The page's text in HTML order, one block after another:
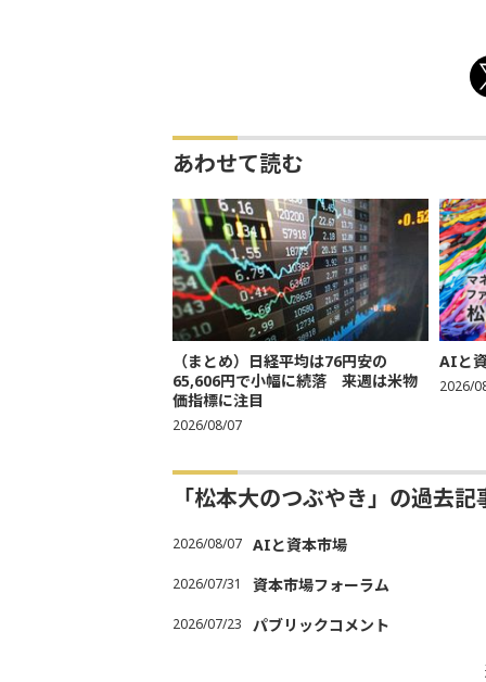
あわせて読む
（まとめ）日経平均は76円安の
65,606円で小幅に続落 来週は米物
価指標に注目
2026/08/07
AIと
2026/
「松本大のつぶやき」の過去記
2026/08/07 AIと資本市場
2026/07/31 資本市場フォーラム
2026/07/23 パブリックコメント